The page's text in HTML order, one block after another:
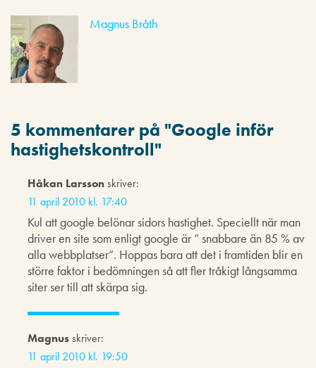
Magnus Bråth
5 kommentarer på "Google inför
hastighetskontroll"
Håkan Larssonskriver:
11 april 2010 kl. 17:40
Kul att google belönar sidors hastighet. Speciellt när man
driver en site som enligt google är ” snabbare än 85 % av
alla webbplatser”. Hoppas bara att det i framtiden blir en
större faktor i bedömningen så att fler tråkigt långsamma
siter ser till att skärpa sig.
Magnusskriver:
11 april 2010 kl. 19:50